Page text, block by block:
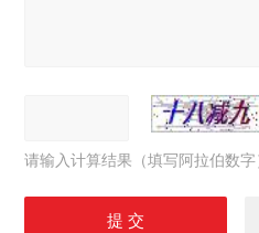
请输入计算结果（填写阿拉伯数